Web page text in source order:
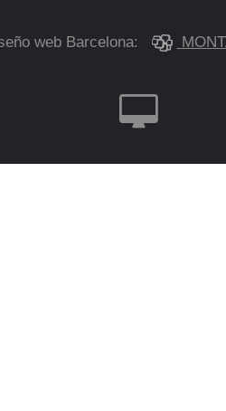
web Barcelona: